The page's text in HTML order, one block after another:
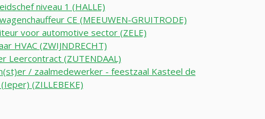
niveau 1 (HALLE)
CE (MEEUWEN-GRUITRODE)
voor automotive sector (ZELE)
HVAC (ZWIJNDRECHT)
Leercontract (ZUTENDAAL)
/ zaalmedewerker - feestzaal Kasteel de
(ZILLEBEKE)